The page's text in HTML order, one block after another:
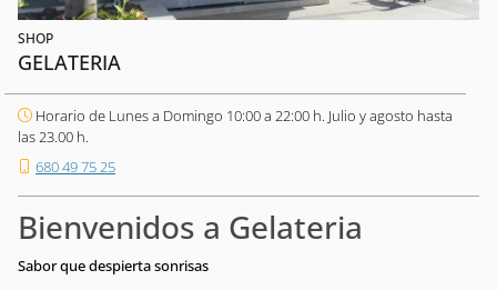
SHOP
GELATERIA
Horario de Lunes a Domingo 10:00 a 22:00 h. Julio y agosto hasta
las 23.00 h.
680 49 75 25
Bienvenidos a Gelateria
Sabor que despierta sonrisas